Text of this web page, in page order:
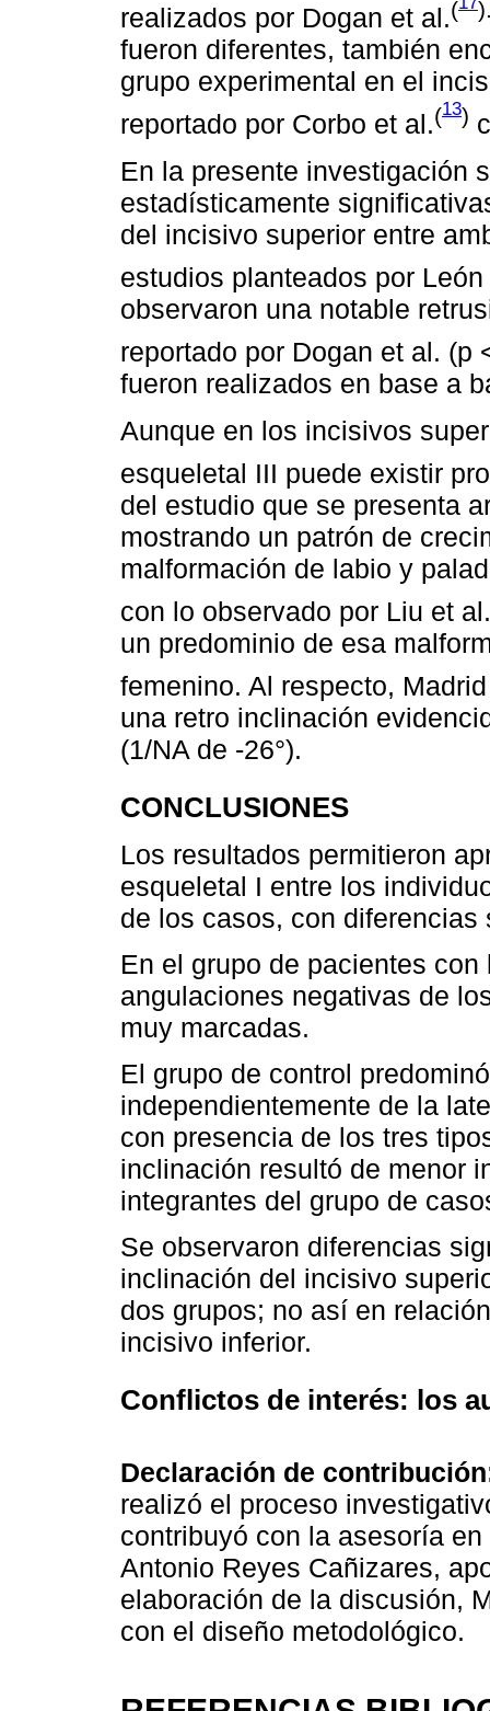
realizados por Dogan et al.(
fueron diferentes, también
grupo experimental en el
reportado por Corbo et al.(13)
En la presente investigación
estadísticamente
del incisivo superior entre
estudios planteados por León
observaron una notable
reportado por Dogan et al. (p
fueron realizados en base a
Aunque en los incisivos
esqueletal III puede existir
del estudio que se presenta
mostrando un patrón de
malformación de labio y
con lo observado por Liu et
un predominio de esa
femenino. Al respecto,
una retro inclinación
(1/NA de -26°).
CONCLUSIONES
Los resultados permitieron
esqueletal I entre los
de los casos, con
En el grupo de pacientes
angulaciones negativas de
muy marcadas.
El grupo de control
independientemente de la
con presencia de los tres
inclinación resultó de menor
integrantes del grupo de
Se observaron diferencias
inclinación del incisivo
dos grupos; no así en
incisivo inferior.
Conflictos de interés: los
Declaración de
realizó el proceso
contribuyó con la asesoría
Antonio Reyes Cañizares,
elaboración de la discusión,
con el diseño metodológico.